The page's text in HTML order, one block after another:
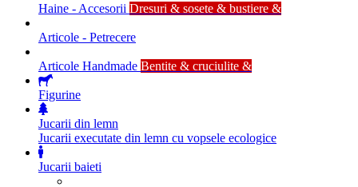
Haine - Accesorii Dresuri & sosete & bustiere &
Articole - Petrecere
Articole Handmade Bentite & cruciulite &
Figurine
Jucarii din lemn
Jucarii executate din lemn cu vopsele ecologice
Jucarii baieti